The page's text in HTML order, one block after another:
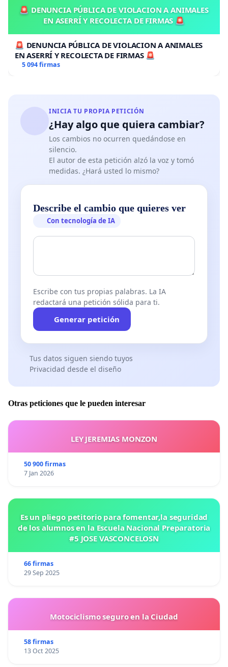
🚨 DENUNCIA PÚBLICA DE VIOLACION A ANIMALES
EN ASERRÍ Y RECOLECTA DE FIRMAS 🚨
🚨 DENUNCIA PÚBLICA DE VIOLACION A ANIMALES
EN ASERRÍ Y RECOLECTA DE FIRMAS 🚨
5 094 firmas
INICIA TU PROPIA PETICIÓN
¿Hay algo que quiera cambiar?
Los cambios no ocurren quedándose en
silencio.
El autor de esta petición alzó la voz y tomó
medidas. ¿Hará usted lo mismo?
Describe el cambio que quieres ver
Con tecnología de IA
Escribe con tus propias palabras. La IA
redactará una petición sólida para ti.
Generar petición
Tus datos siguen siendo tuyos
Privacidad desde el diseño
Otras peticiones que le pueden interesar
LEY JEREMIAS MONZON
50 900 firmas
7 Jan 2026
Es un pliego petitorio para fomentar,la seguridad
de los alumnos en la Escuela Nacional Preparatoria
#5 JOSE VASCONCELOSN
66 firmas
29 Sep 2025
Motociclismo seguro en la Ciudad
58 firmas
13 Oct 2025